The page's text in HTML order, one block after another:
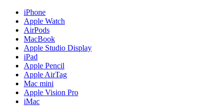
iPhone
Apple Watch
AirPods
MacBook
Apple Studio Display
iPad
Apple Pencil
Apple AirTag
Mac mini
Apple Vision Pro
iMac